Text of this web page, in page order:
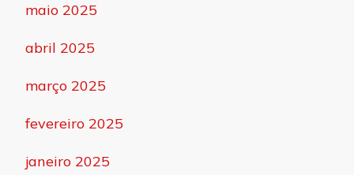
maio 2025
abril 2025
março 2025
fevereiro 2025
janeiro 2025